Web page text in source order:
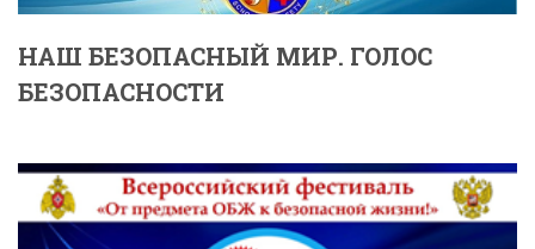
НАШ БЕЗОПАСНЫЙ МИР. ГОЛОС
БЕЗОПАСНОСТИ